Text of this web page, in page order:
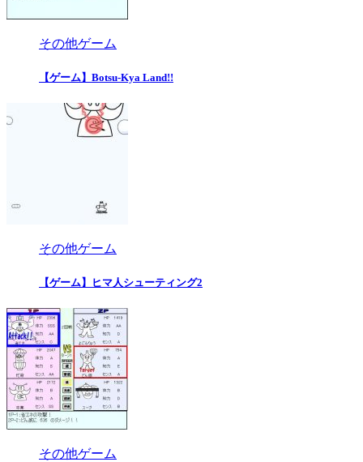
その他ゲーム
【ゲーム】Botsu-Kya Land!!
その他ゲーム
【ゲーム】ヒマ人シューティング2
その他ゲーム